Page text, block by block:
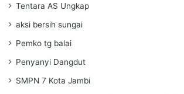
Tentara AS Ungkap
aksi bersih sungai
Pemko tg balai
Penyanyi Dangdut
SMPN 7 Kota Jambi